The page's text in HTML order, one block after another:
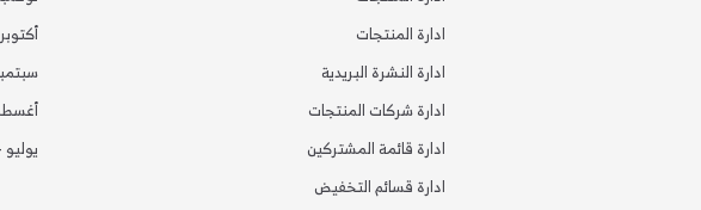
أكتوبر 2024
سبتمبر
أغسطس
يوليو 2024
ادارة المنتجات
ادارة النشرة البريدية
ادارة شركات المنتجات
ادارة قائمة المشتركين
ادارة قسائم التخفيض